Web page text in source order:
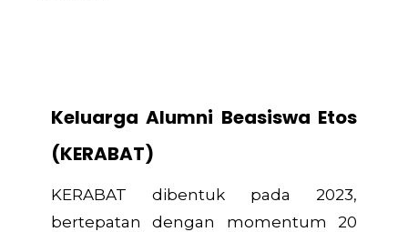
Keluarga Alumni Beasiswa Etos
(KERABAT)
KERABAT dibentuk pada 2023,
bertepatan dengan momentum 20